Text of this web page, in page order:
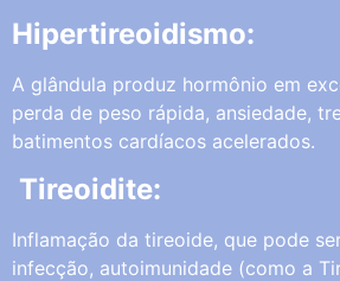
Hipertireoidismo:
A glândula produz hormônio em
perda de peso rápida, ansiedade,
batimentos cardíacos acelerados.
Tireoidite:
Inflamação da tireoide, que pode
infecção, autoimunidade (como a